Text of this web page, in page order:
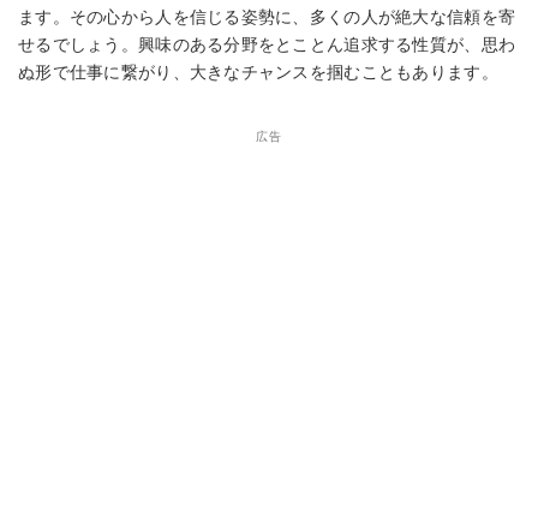
ます。その心から人を信じる姿勢に、多くの人が絶大な信頼を寄
せるでしょう。興味のある分野をとことん追求する性質が、思わ
ぬ形で仕事に繋がり、大きなチャンスを掴むこともあります。
広告